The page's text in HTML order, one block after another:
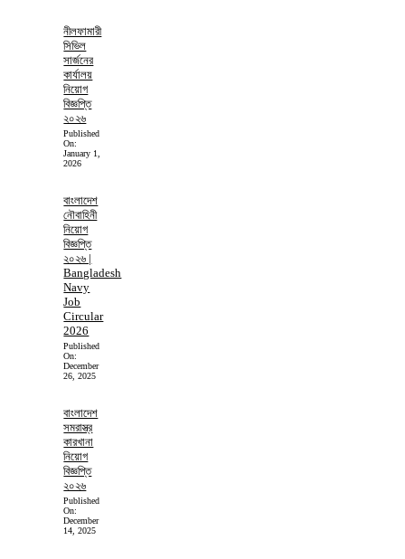
নীলফামারী
সিভিল
সার্জনের
কার্যালয়
নিয়োগ
বিজ্ঞপ্তি
২০২৬
Published
On:
January 1,
2026
বাংলাদেশ
নৌবাহিনী
নিয়োগ
বিজ্ঞপ্তি
২০২৬ |
Bangladesh
Navy
Job
Circular
2026
Published
On:
December
26, 2025
বাংলাদেশ
সমরাস্ত্র
কারখানা
নিয়োগ
বিজ্ঞপ্তি
২০২৬
Published
On:
December
14, 2025